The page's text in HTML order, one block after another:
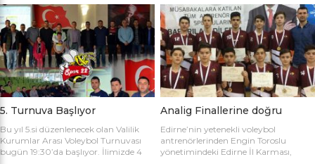
Kadınlar Voleybol 2. Ligi’ne devam
edilirken Edirnespor Kadın Voleybol
Takımı Mimar Sinan Spor Salonu’nda
kendi seyircisi önünde ilk maçına çıktı.
İlk maçında deplasmanda Bursa
Nilüfer Belediyesi’ne 3-0 mağlup
olmuştu. İkinci maçında konuk ettiği
Biga […]
ile Ecacılar Odası karşı karşıya geldi.
Maçı üçyüzden fazla voleybol sever
izledi. Takımlar sahaya şu kadrolarla
çıktılar: Voleybol Hakemleri: Oğulcan
Kuru, Öyküm Akıncı, Ecem Göçmen,
Özge Göktaş, Rabia Acun, Gökay
Karatop, Semih Sormaz, Coşkun
Özsoy […]
5. Turnuva Başlıyor
Bu yıl 5.si düzenlenecek olan Valilik
Kurumlar Arası Voleybol Turnuvası
bugün 19:30’da başlıyor. İlimizde 4
Analig Finallerine doğru
Edirne’nin yetenekli voleybol
antrenörlerinden Engin Toroslu
yönetimindeki Edirne İl Karması,